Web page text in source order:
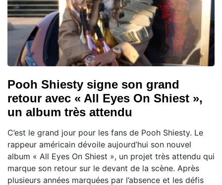
Pooh Shiesty signe son grand
retour avec « All Eyes On Shiest »,
un album très attendu
C’est le grand jour pour les fans de Pooh Shiesty. Le
rappeur américain dévoile aujourd’hui son nouvel
album « All Eyes On Shiest », un projet très attendu qui
marque son retour sur le devant de la scène. Après
plusieurs années marquées par l’absence et les défis